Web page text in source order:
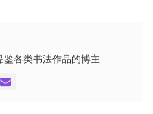
各类书法作品的博主